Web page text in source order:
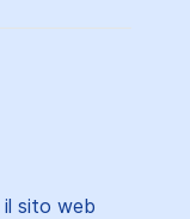
il sito web